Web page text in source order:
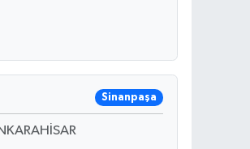
Sinanpaşa